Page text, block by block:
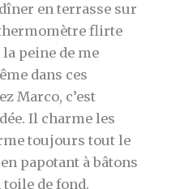
en terrasse sur
flirte
la peine de me
dans ces
Marco, c’est
Il charme les
toujours tout le
papotant à bâtons
de fond.